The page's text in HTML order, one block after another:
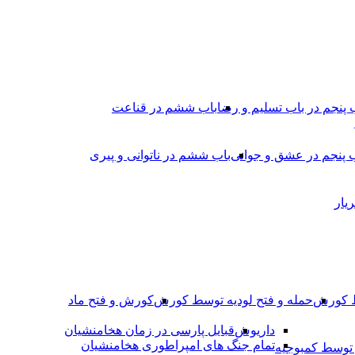
پنجم در باب تسلیم و رضاباب ششم در قناعت
پنجم در عشق و جوانىباب ششم در ناتوانى و پیرى
کورشحمله و فتح لودیه توسط کورشکورش و فتح ماد
کمبوجیه
داریوشقبایل پارسی در زمان هخامنشیان
تمام جنگ های امپراطوری هخامنشیان